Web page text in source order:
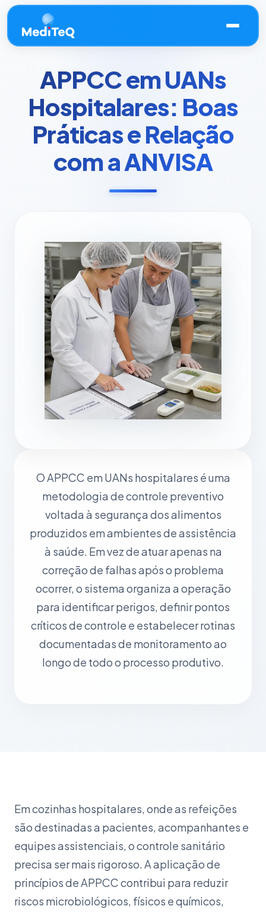
APPCC em UANs
Hospitalares: Boas
Práticas e Relação
com a ANVISA
O APPCC em UANs hospitalares é uma
metodologia de controle preventivo
voltada à segurança dos alimentos
produzidos em ambientes de assistência
à saúde. Em vez de atuar apenas na
correção de falhas após o problema
ocorrer, o sistema organiza a operação
para identificar perigos, definir pontos
críticos de controle e estabelecer rotinas
documentadas de monitoramento ao
longo de todo o processo produtivo.
Em cozinhas hospitalares, onde as refeições
são destinadas a pacientes, acompanhantes e
equipes assistenciais, o controle sanitário
precisa ser mais rigoroso. A aplicação de
princípios de APPCC contribui para reduzir
riscos microbiológicos, físicos e químicos,